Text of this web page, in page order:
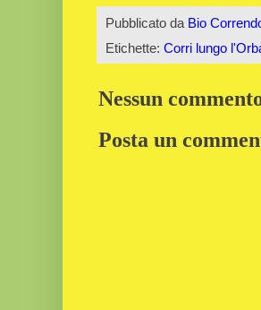
Pubblicato da Bio
Etichette: Corri lungo
Nessun
Posta un